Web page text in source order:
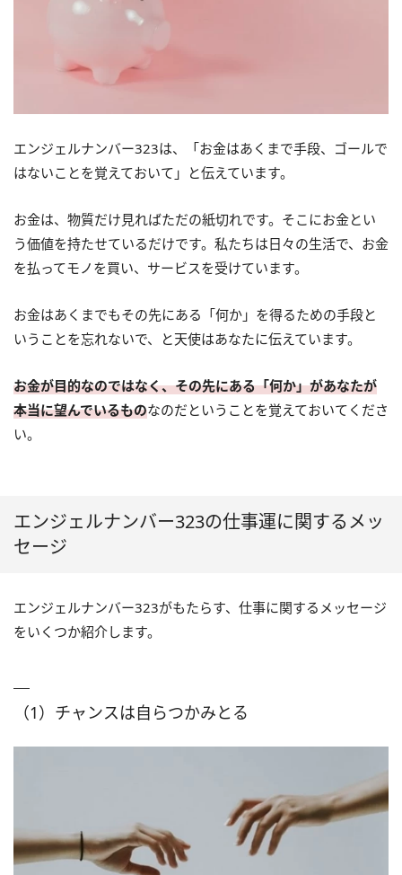
エンジェルナンバー323は、「お金はあくまで手段、ゴールで
はないことを覚えておいて」と伝えています。
お金は、物質だけ見ればただの紙切れです。そこにお金とい
う価値を持たせているだけです。私たちは日々の生活で、お金
を払ってモノを買い、サービスを受けています。
お金はあくまでもその先にある「何か」を得るための手段と
いうことを忘れないで、と天使はあなたに伝えています。
お金が目的なのではなく、その先にある「何か」があなたが
本当に望んでいるものなのだということを覚えておいてくださ
い。
エンジェルナンバー323の仕事運に関するメッ
セージ
エンジェルナンバー323がもたらす、仕事に関するメッセージ
をいくつか紹介します。
（1）チャンスは自らつかみとる